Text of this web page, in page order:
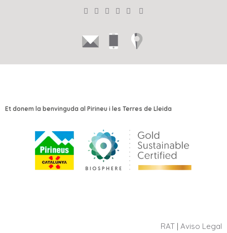
Et donem la benvinguda al Pirineu i les Terres de Lleida
RAT Aviso Legal